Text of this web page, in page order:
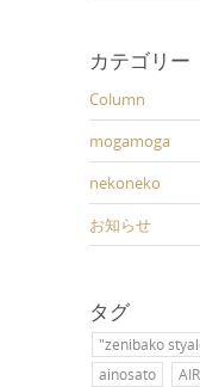
カテゴリー
Column
mogamoga
nekoneko
お知らせ
タグ
"zenibako
ainosato